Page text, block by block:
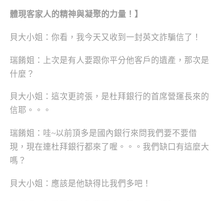
體現客家人的精神與凝聚的力量！ 】
貝大小姐：你看，我今天又收到一封英文詐騙信了！
瑞餚姐：上次是有人要跟你平分他客戶的遺產，那次是
什麼？
貝大小姐：這次更誇張，是杜拜銀行的首席營運長來的
信耶。。。
瑞餚姐：哇~以前頂多是國內銀行來問我們要不要借
現，現在連杜拜銀行都來了喔。。。我們缺口有這麼大
嗎？
貝大小姐：應該是他缺得比我們多吧！